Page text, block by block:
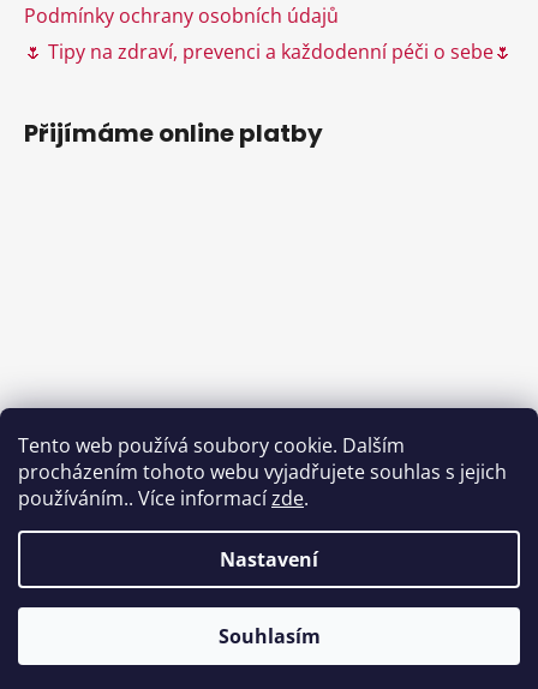
Tento web používá soubory cookie. Dalším
procházením tohoto webu vyjadřujete souhlas s jejich
používáním.. Více informacízde.
Nastavení
Souhlasím
Podmínky ochrany osobních údajů
🌷 Tipy na zdraví, prevenci a každodenní péči o sebe🌷
Přijímáme online platby
Vytvořil Shoptet
Copyright 2026Od Luci. Všechna práva vyhrazena.